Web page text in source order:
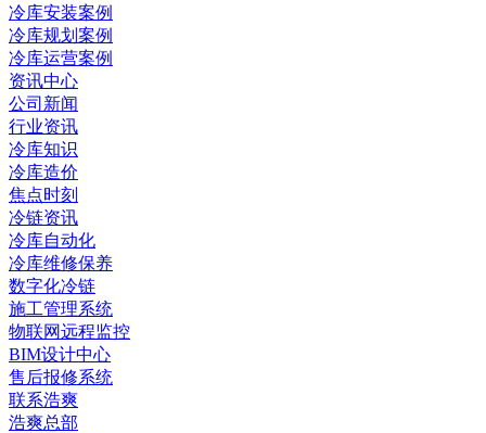
冷库安装案例
冷库规划案例
冷库运营案例
资讯中心
公司新闻
行业资讯
冷库知识
冷库造价
焦点时刻
冷链资讯
冷库自动化
冷库维修保养
数字化冷链
施工管理系统
物联网远程监控
BIM设计中心
售后报修系统
联系浩爽
浩爽总部